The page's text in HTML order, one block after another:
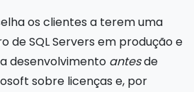
os clientes a terem uma
de SQL Servers em produção e
desenvolvimento antesde
sobre licenças e, por